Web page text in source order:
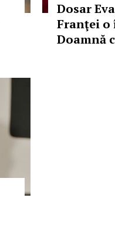
Dosar
Franţei o
Doamnă